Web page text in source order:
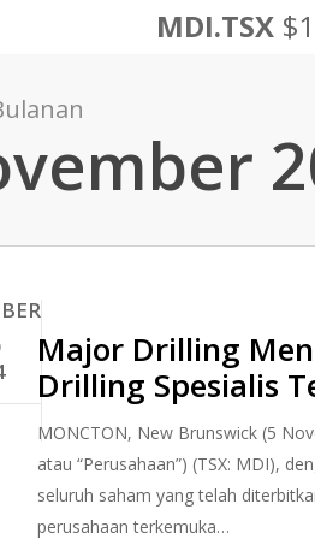
MDI.TSX
Major Drilling
Drilling Spesialis
MONCTON, New Brunswick (5
atau “Perusahaan”) (TSX: MDI),
seluruh saham yang telah
perusahaan terkemuka…